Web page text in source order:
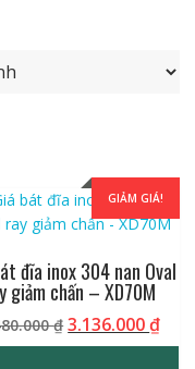
GIẢM GIÁ!
đĩa inox 304 nan Oval
giảm chấn – XD70M
₫Giá
gốc
3.136.000₫Giá
hiện